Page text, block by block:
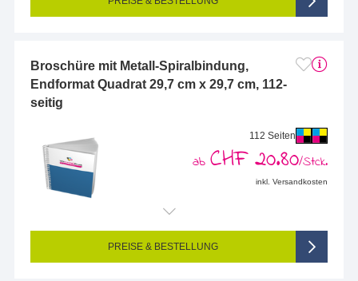
Broschüre mit Metall-Spiralbindung,
Endformat Quadrat 29,7 cm x 29,7 cm, 112-
seitig
112 Seiten
ab CHF 20.80/Stck.
inkl. Versandkosten
Endformat (bedruckte Fläche): 297 x 297 mm
Seitigkeit: 112-seitig (Vorderseite und Rückseite bedruckt)
4/4-farbig CMYK (vollfarbig bedruckt)
PREISE & BESTELLUNG